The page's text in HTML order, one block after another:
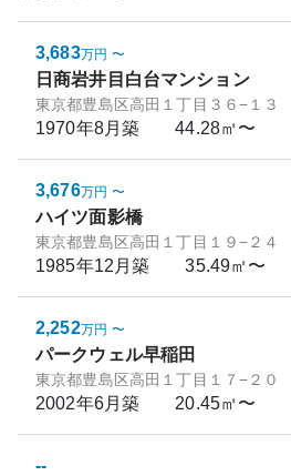
3,683万円 〜
日商岩井目白台マンション
東京都豊島区高田１丁目３６−１３
1970年8月築 44.28㎡〜
3,676万円 〜
ハイツ面影橋
東京都豊島区高田１丁目１９−２４
1985年12月築 35.49㎡〜
2,252万円 〜
パークウェル早稲田
東京都豊島区高田１丁目１７−２０
2002年6月築 20.45㎡〜
--